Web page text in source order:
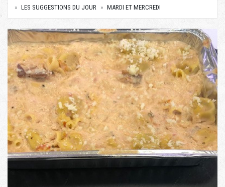
LES SUGGESTIONS DU JOUR
MARDI ET MERCREDI